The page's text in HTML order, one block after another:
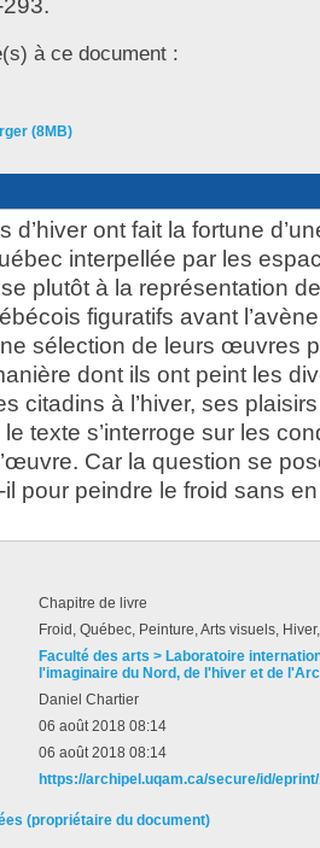
à ce document :
(8MB)
d’hiver ont fait la fortune
interpellée par les
plutôt à la représentation
figuratifs avant
sélection de leurs œuvres
dont ils ont peint les
citadins à l’hiver, ses
texte s’interroge sur les
Car la question se
pour peindre le froid sans
Chapitre de livre
Froid, Québec, Peinture, Arts visuels,
Faculté des arts > Laboratoire
l'imaginaire du Nord, de l'hiver et de
Daniel Chartier
06 août 2018 08:14
06 août 2018 08:14
https://archipel.uqam.ca/secure/id/
(propriétaire du document)